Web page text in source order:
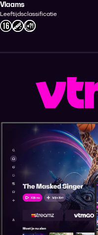
Vlaams
Leeftijdsclassificatie